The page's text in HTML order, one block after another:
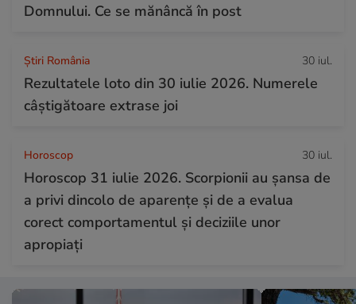
Domnului. Ce se mănâncă în post
Știri România 30 iul.
Rezultatele loto din 30 iulie 2026. Numerele
câștigătoare extrase joi
Horoscop 30 iul.
Horoscop 31 iulie 2026. Scorpionii au șansa de
a privi dincolo de aparențe și de a evalua
corect comportamentul și deciziile unor
apropiați